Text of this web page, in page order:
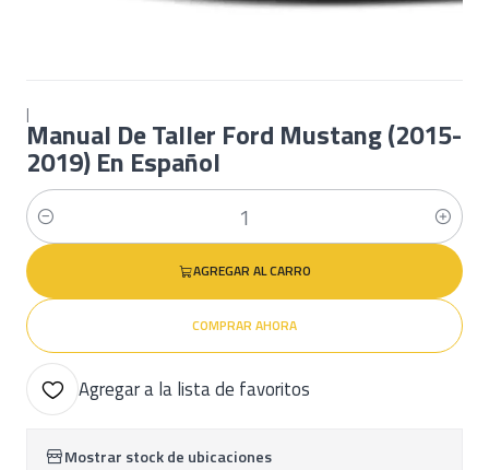
|
Manual De Taller Ford Mustang (2015-
2019) En Español
Cantidad
AGREGAR AL CARRO
COMPRAR AHORA
Agregar a la lista de favoritos
Mostrar stock de ubicaciones